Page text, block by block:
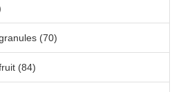
(70)
(84)